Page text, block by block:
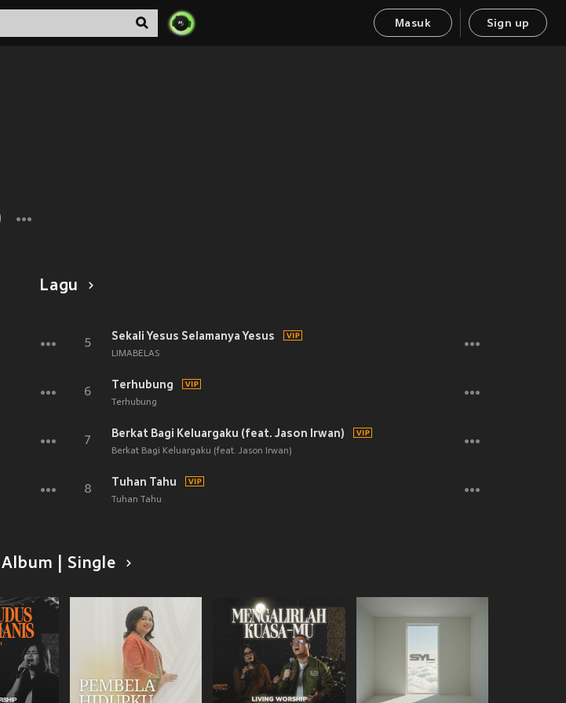
Masuk Sign up
Lagu
5
Sekali Yesus Selamanya Yesus
LIMABELAS
6
Terhubung
Terhubung
7
Berkat Bagi Keluargaku (feat. Jason Irwan)
Berkat Bagi Keluargaku (feat. Jason Irwan)
8
Tuhan Tahu
Tuhan Tahu
Album | Single